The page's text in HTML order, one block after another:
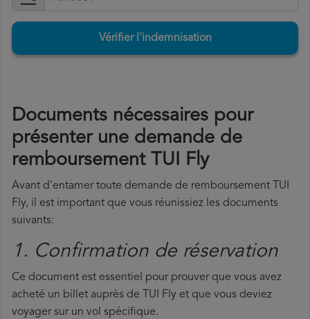
Vérifier l'indemnisation
Documents nécessaires pour
présenter une demande de
remboursement TUI Fly
Avant d'entamer toute demande de remboursement TUI
Fly, il est important que vous réunissiez les documents
suivants:
1. Confirmation de réservation
Ce document est essentiel pour prouver que vous avez
acheté un billet auprès de TUI Fly et que vous deviez
voyager sur un vol spécifique.